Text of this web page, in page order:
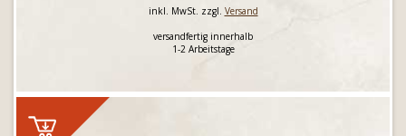
inkl. MwSt. zzgl. Versand
versandfertig innerhalb
1-2 Arbeitstage